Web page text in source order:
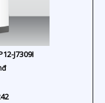
J7309I